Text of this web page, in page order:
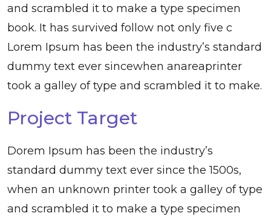
and scrambled it to make a type specimen
book. It has survived follow not only five c
Lorem Ipsum has been the industry’s standard
dummy text ever sincewhen anareaprinter
took a galley of type and scrambled it to make.
Project Target
Dorem Ipsum has been the industry’s
standard dummy text ever since the 1500s,
when an unknown printer took a galley of type
and scrambled it to make a type specimen